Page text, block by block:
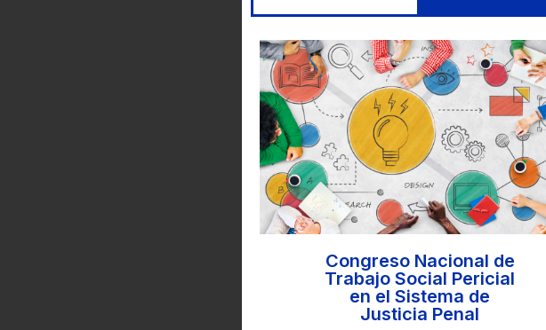
Congreso Nacional de
Trabajo Social Pericial
en el Sistema de
Justicia Penal